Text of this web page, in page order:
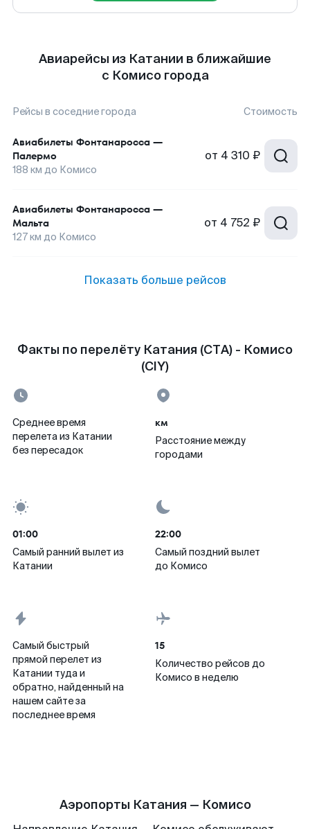
Авиарейсы из Катании в ближайшие
с Комисо города
Рейсы в соседние города Стоимость
Авиабилеты Фонтанаросса —
Палермо
188 км до Комисо
от 4 310 ₽
Авиабилеты Фонтанаросса —
Мальта
127км до Комисо
от 4 752 ₽
Показать больше рейсов
Факты по перелёту Катания (CTA) - Комисо
(CIY)
Среднее время
перелета из Катании
без пересадок
км
Расстояние между
городами
01:00
Самый ранний вылет из
Катании
22:00
Самый поздний вылет
до Комисо
Самый быстрый
прямой перелет из
Катании туда и
обратно, найденный на
нашем сайте за
последнее время
15
Количество рейсов до
Комисо в неделю
Аэропорты Катания — Комисо